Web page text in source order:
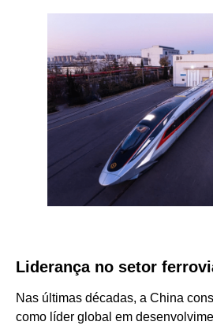
Liderança no setor
Nas últimas décadas, a China
como líder global em